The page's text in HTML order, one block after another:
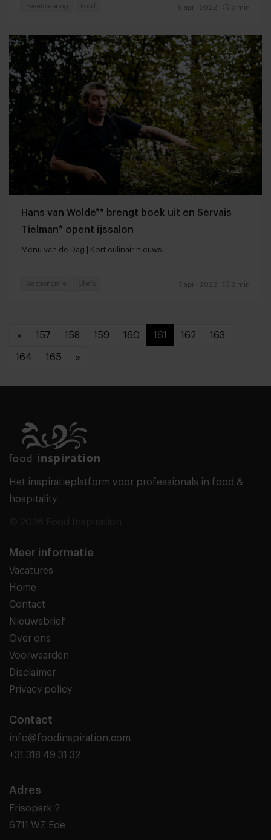
8 april 2022 5 min
Eventcatering Food
Hans van Wolde** brengt boek uit en Servais
Tielman* opent ijssalon
Menu van de Dag | Kort culinair nieuws
7 april 2022 2 min
Gastronomie Chefs
« 157 158 159 160 161 162 163
164 165 »
Het inspiratieplatform voor professionals in food &
hospitality
Meer informatie
Vacatures
Home
Contact
Nieuwsbrief
Over ons
Voorwaarden
Disclaimer
Privacy policy
Contact
info@foodinspiration.com
+31 318 49 31 32
Adres
Frisopark 2
6711 WZ Ede